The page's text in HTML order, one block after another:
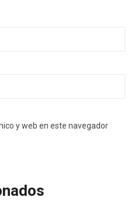
y web en este navegador